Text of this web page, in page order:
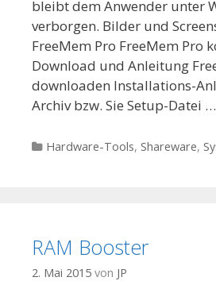
bleibt dem Anwender unter
verborgen. Bilder und
FreeMem Pro FreeMem Pro
Download und Anleitung
downloaden Installations-
Archiv bzw. Sie Setup-Datei …
Kategorien
Hardware-Tools, Shareware,
RAM Booster
2. Mai 2015 von JP